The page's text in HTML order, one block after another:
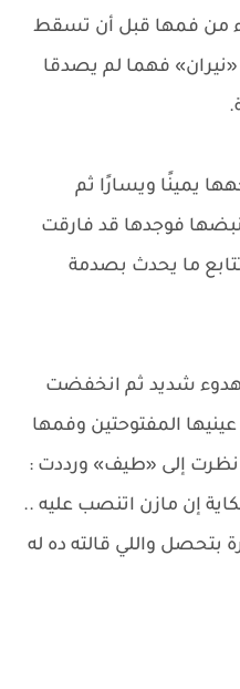
من فمها قبل أن تسقط
فهما لم يصدقا
يمينًا ويسارًا ثم
فوجدها قد فارقت
تتابع ما يحدث بصدمة
شديد ثم انخفضت
المفتوحتين وفمها
نظرت إلى «طيف» ورددت :
إن مازن اتنصب عليه ..
بتحصل واللي قالته ده له